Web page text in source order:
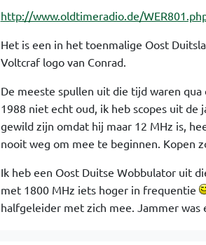
http://www.oldtimeradio.de/
Het is een in het toenmalige Oost
Voltcraf logo van Conrad.
De meeste spullen uit die tijd waren
1988 niet echt oud, ik heb scopes uit
gewild zijn omdat hij maar 12 MHz is,
nooit weg om mee te beginnen. Kopen
Ik heb een Oost Duitse Wobbulator uit
met 1800 MHz iets hoger in frequentie
halfgeleider met zich mee. Jammer was